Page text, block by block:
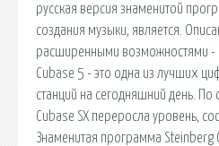
русская версия знаменитой
создания музыки, является.
расширенными возможностями -
Cubase 5 - это одна из лучших
станций на сегодняшний день. По
Cubase SX переросла уровень,
Знаменитая программа Steinberg